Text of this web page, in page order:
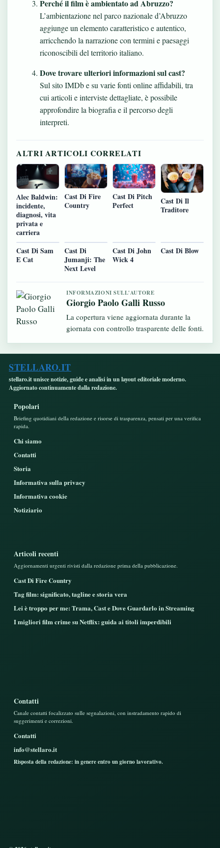
Perché il film è ambientato ad Abruzzo?
L’ambientazione nel parco nazionale d’Abruzzo
aggiunge un elemento caratteristico e autentico,
arricchendo la narrazione con termini e paesaggi
riconoscibili del territorio italiano.
Dove trovare ulteriori informazioni sul cast?
Sul sito IMDb e su varie fonti online affidabili, tra
cui articoli e interviste dettagliate, è possibile
approfondire la biografia e il percorso degli
interpreti.
ALTRI ARTICOLI CORRELATI
Alec Baldwin:
incidente,
diagnosi, vita
privata e
carriera
Cast Di Fire
Country
Cast Di Pitch
Perfect
Cast Di Il
Traditore
Cast Di Sam
E Cat
Cast Di
Jumanji: The
Next Level
Cast Di John
Wick 4
Cast Di Blow
INFORMAZIONI SULL'AUTORE
Giorgio Paolo Galli Russo
La copertura viene aggiornata durante la
giornata con controllo trasparente delle fonti.
STELLARO.IT
stellaro.it unisce notizie, guide e analisi in un layout editoriale moderno.
Aggiornato continuamente dalla redazione.
Popolari
Briefing quotidiani della redazione e risorse di trasparenza, pensati per una verifica
rapida.
Chi siamo
Contatti
Storia
Informativa sulla privacy
Informativa cookie
Notiziario
Articoli recenti
Aggiornamenti urgenti rivisti dalla redazione prima della pubblicazione.
Cast Di Fire Country
Tag film: significato, tagline e storia vera
Lei è troppo per me: Trama, Cast e Dove Guardarlo in Streaming
I migliori film crime su Netflix: guida ai titoli imperdibili
Contatti
Canale contatti focalizzato sulle segnalazioni, con instradamento rapido di
suggerimenti e correzioni.
Contatti
info@stellaro.it
Risposta della redazione: in genere entro un giorno lavorativo.